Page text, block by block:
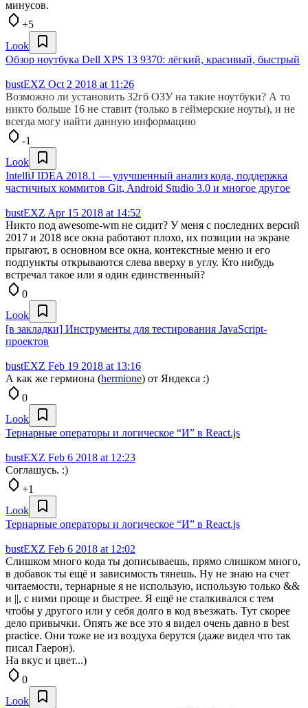
минусов.
+5
Look
Обзор ноутбука Dell XPS 13 9370: лёгкий, красивый, быстрый
bustEXZ Oct 2 2018 at 11:26
Возможно ли установить 32гб ОЗУ на такие ноутбуки? А то
никто больше 16 не ставит (только в геймерские ноуты), и не
всегда могу найти данную информацию
-1
Look
IntelliJ IDEA 2018.1 — улучшенный анализ кода, поддержка
частичных коммитов Git, Android Studio 3.0 и многое другое
bustEXZ Apr 15 2018 at 14:52
Никто под awesome-wm не сидит? У меня с последних версий
2017 и 2018 все окна работают плохо, их позиции на экране
прыгают, в основном все окна, контекстные меню и его
подпункты открываются слева вверху в углу. Кто нибудь
встречал такое или я один единственный?
0
Look
[в закладки] Инструменты для тестирования JavaScript-
проектов
bustEXZ Feb 19 2018 at 13:16
А как же гермиона (hermione) от Яндекса :)
0
Look
Тернарные операторы и логическое “И” в React.js
bustEXZ Feb 6 2018 at 12:23
Соглашусь. :)
+1
Look
Тернарные операторы и логическое “И” в React.js
bustEXZ Feb 6 2018 at 12:02
Слишком много кода ты дописываешь, прямо слишком много,
в добавок ты ещё и зависимость тянешь. Ну не знаю на счет
читаемости, тернарные я не использую, использую только &&
и ||, с ними проще и быстрее. Я ещё не сталкивался с тем
чтобы у другого или у себя долго в код въезжать. Тут скорее
дело привычки. Опять же все это я видел очень давно в best
practice. Они тоже не из воздуха берутся (даже видел что так
писал Гаерон).
На вкус и цвет...)
0
Look